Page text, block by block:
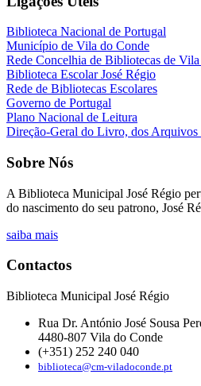
Biblioteca Nacional de Portugal
Município de Vila do Conde
Rede Concelhia de Bibliotecas de
Biblioteca Escolar José Régio
Rede de Bibliotecas Escolares
Governo de Portugal
Plano Nacional de Leitura
Direção-Geral do Livro, dos Arquivos
Sobre Nós
A Biblioteca Municipal José Régio
do nascimento do seu patrono, José
saiba mais
Contactos
Biblioteca Municipal José Régio
Rua Dr. António José Sousa
4480-807 Vila do Conde
(+351) 252 240 040
biblioteca@cm-viladoconde.pt